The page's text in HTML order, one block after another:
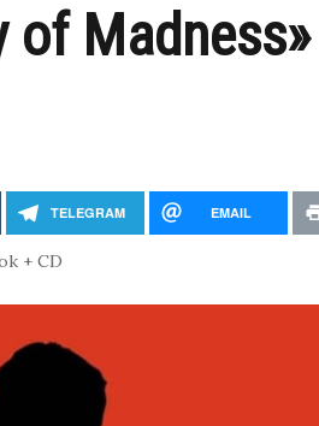
of Madness»
TELEGRAM EMAIL
+ CD